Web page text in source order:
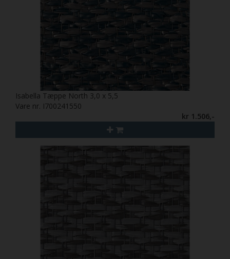
Isabella Tæppe North 3,0 x 5,5
Vare nr. I700241550
kr 1.506,-